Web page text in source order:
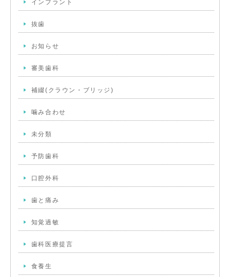
インプラント
抜歯
お知らせ
審美歯科
補綴(クラウン・ブリッジ)
噛み合わせ
未分類
予防歯科
口腔外科
歯と痛み
知覚過敏
歯科医療提言
食養生